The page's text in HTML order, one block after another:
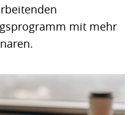
mit mehr